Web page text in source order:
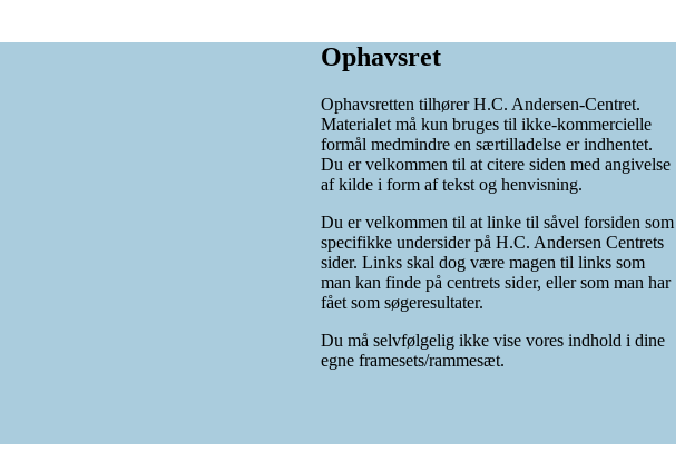
Ophavsret
Ophavsretten tilhører H.C. Andersen-Centret.
Materialet må kun bruges til ikke-kommercielle
formål medmindre en særtilladelse er indhentet.
Du er velkommen til at citere siden med angivelse
af kilde i form af tekst og henvisning.
Du er velkommen til at linke til såvel forsiden som
specifikke undersider på H.C. Andersen Centrets
sider. Links skal dog være magen til links som
man kan finde på centrets sider, eller som man har
fået som søgeresultater.
Du må selvfølgelig ikke vise vores indhold i dine
egne framesets/rammesæt.